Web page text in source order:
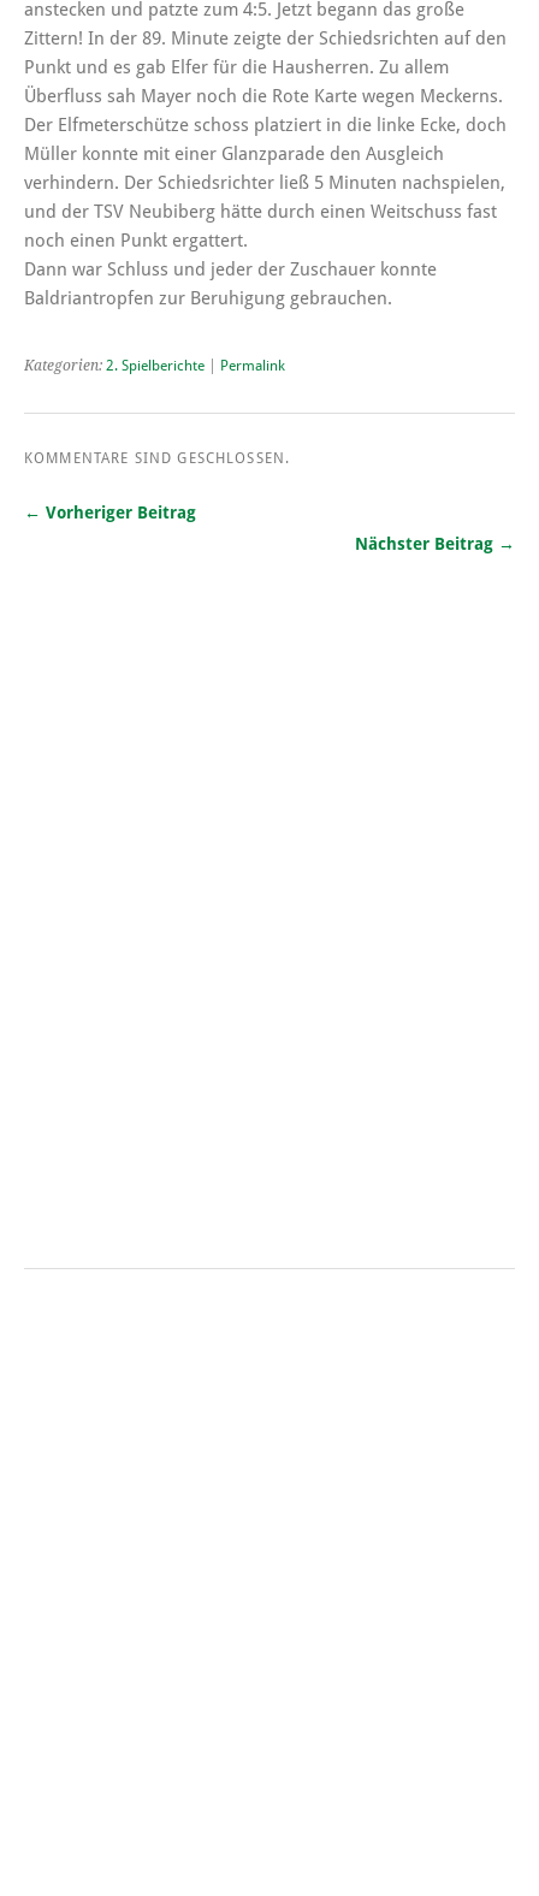
anstecken und patzte zum 4:5. Jetzt begann das große
Zittern! In der 89. Minute zeigte der Schiedsrichten auf den
Punkt und es gab Elfer für die Hausherren. Zu allem
Überfluss sah Mayer noch die Rote Karte wegen Meckerns.
Der Elfmeterschütze schoss platziert in die linke Ecke, doch
Müller konnte mit einer Glanzparade den Ausgleich
verhindern. Der Schiedsrichter ließ 5 Minuten nachspielen,
und der TSV Neubiberg hätte durch einen Weitschuss fast
noch einen Punkt ergattert.
Dann war Schluss und jeder der Zuschauer konnte
Baldriantropfen zur Beruhigung gebrauchen.
Kategorien: 2. Spielberichte Permalink
KOMMENTARE SIND GESCHLOSSEN.
← Vorheriger Beitrag
Nächster Beitrag →